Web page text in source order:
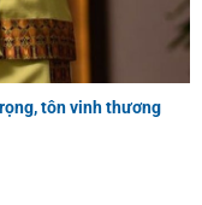
tôn vinh thương